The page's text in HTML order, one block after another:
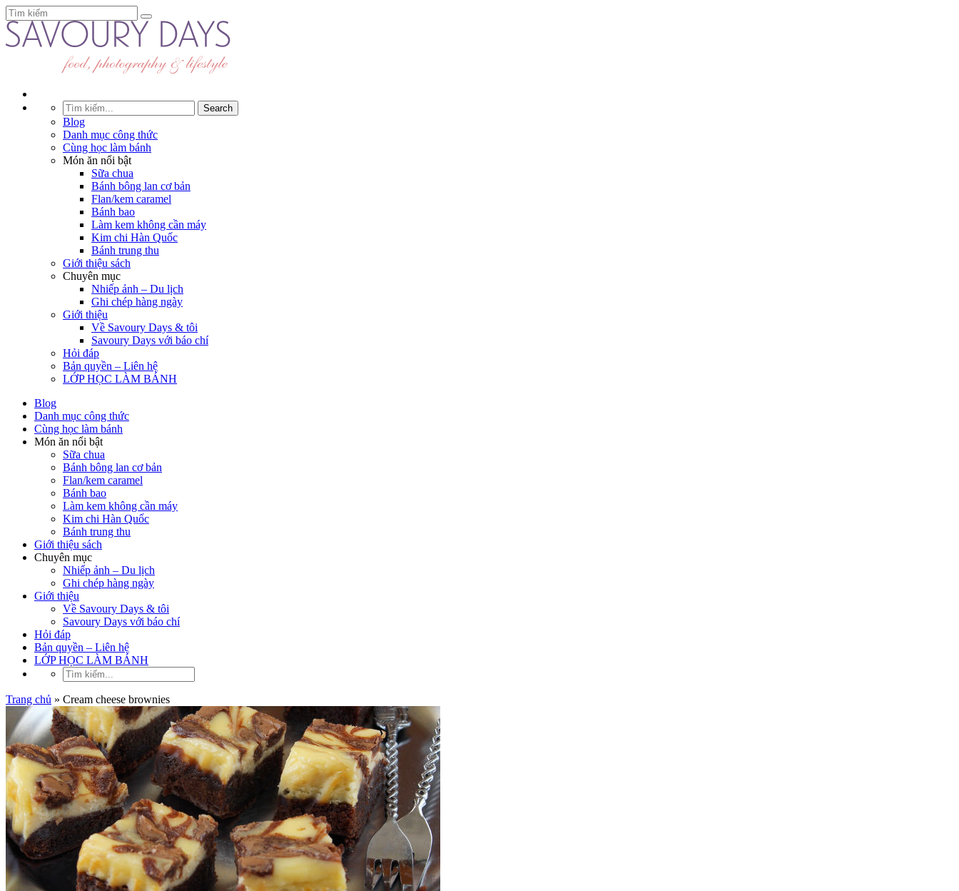
Blog
Danh mục công thức
Cùng học làm bánh
Món ăn nổi bật
Sữa chua
Bánh bông lan cơ bản
Flan/kem caramel
Bánh bao
Làm kem không cần máy
Kim chi Hàn Quốc
Bánh trung thu
Giới thiệu sách
Chuyên mục
Nhiếp ảnh – Du lịch
Ghi chép hàng ngày
Giới thiệu
Về Savoury Days & tôi
Savoury Days với báo chí
Hỏi đáp
Bản quyền – Liên hệ
LỚP HỌC LÀM BÁNH
Blog
Danh mục công thức
Cùng học làm bánh
Món ăn nổi bật
Sữa chua
Bánh bông lan cơ bản
Flan/kem caramel
Bánh bao
Làm kem không cần máy
Kim chi Hàn Quốc
Bánh trung thu
Giới thiệu sách
Chuyên mục
Nhiếp ảnh – Du lịch
Ghi chép hàng ngày
Giới thiệu
Về Savoury Days & tôi
Savoury Days với báo chí
Hỏi đáp
Bản quyền – Liên hệ
LỚP HỌC LÀM BÁNH
Trang chủ » Cream cheese brownies